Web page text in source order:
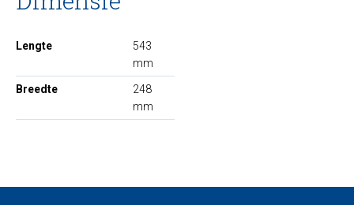
Lengte
543
mm
Breedte
248
mm